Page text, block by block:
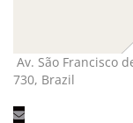
Av. São Francisco
730, Brazil